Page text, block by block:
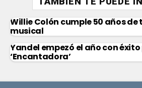
Willie Colón cumple 50 años
musical
Yandel empezó el año con
‘Encantadora’